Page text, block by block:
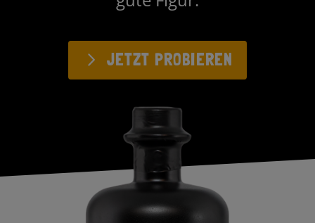
JETZT PROBIEREN